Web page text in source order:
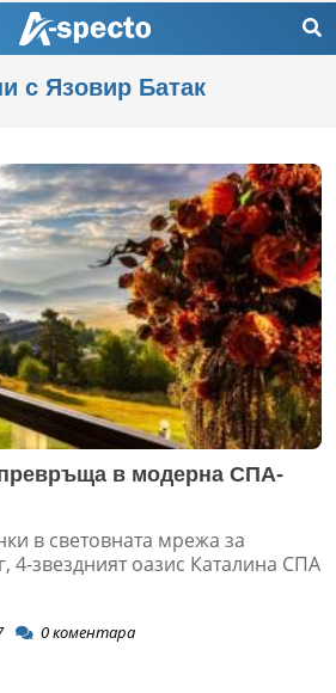
с Язовир Батак
в модерна СПА-
в световната мрежа за
4-звездният оазис Каталина СПА
0коментара